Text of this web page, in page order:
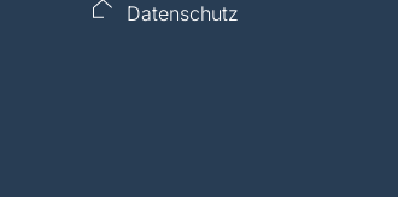
Datenschutz